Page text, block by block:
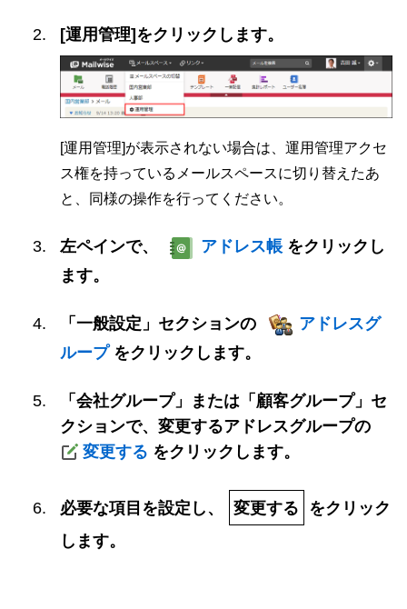
[運用管理]をクリックします。
[運用管理]が表示されない場合は、運用管理アクセ
ス権を持っているメールスペースに切り替えたあ
と、同様の操作を行ってください。
左ペインで、 アドレス帳 をクリックし
ます。
「一般設定」セクションの
アドレスグ
ループ をクリックします。
「会社グループ」または「顧客グループ」セ
クションで、変更するアドレスグループの
変更する をクリックします。
必要な項目を設定し、 変更する
をクリック
します。